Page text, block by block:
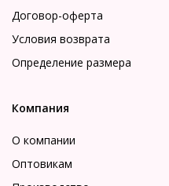
Договор-оферта
Условия возврата
Определение размера
Компания
О компании
Оптовикам